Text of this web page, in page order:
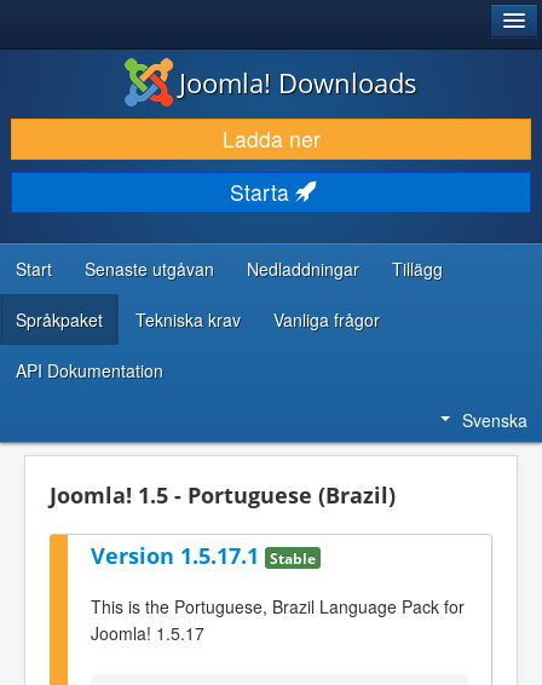
LADDA NER & UTÖKA
UPPTÄCK & LÄR
GEMENSKAP & SUPPORT
RESURSER FÖR UTVECKLARE
Joomla! Downloads
Ladda ner
Starta
Start Senaste utgåvan Nedladdningar Tillägg
Språkpaket Tekniska krav Vanliga frågor
API Dokumentation
Svenska
Joomla! 1.5 - Portuguese (Brazil)
Version 1.5.17.1 Stable
This is the Portuguese, Brazil Language Pack for
Joomla! 1.5.17